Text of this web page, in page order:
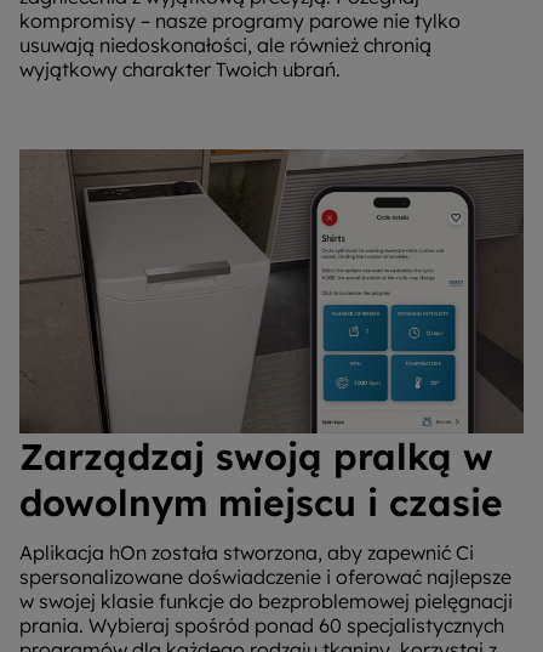
kompromisy – nasze programy parowe nie tylko
usuwają niedoskonałości, ale również chronią
wyjątkowy charakter Twoich ubrań.
Zarządzaj swoją pralką w
dowolnym miejscu i czasie
Aplikacja hOn została stworzona, aby zapewnić Ci
spersonalizowane doświadczenie i oferować najlepsze
w swojej klasie funkcje do bezproblemowej pielęgnacji
prania. Wybieraj spośród ponad 60 specjalistycznych